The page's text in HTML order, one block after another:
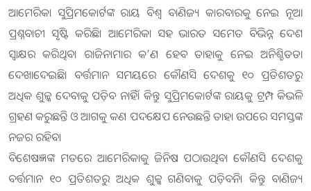
ଆମେରିକା ସୁପ୍ରିମକୋର୍ଟଙ୍କ ରାୟ ବିଶ୍ବ ବାଣିଜ୍ୟ କାରବାରକୁ ନେଇ ନୂଆ
ପ୍ରଶ୍ନବାଚୀ ସୃଷ୍ଟି କରିଛି। ଆମେରିକା ସହ ଭାରତ ସମେତ ବିଭିନ୍ନ ଦେଶ
ସ୍ବାକ୍ଷର କରିଥିବା ରାଜିନାମାର କ’ଣ ହେବ ତାହାକୁ ନେଇ ଅନିଶ୍ଚିତତା
ଦେଖାଦେଇଛି। ବର୍ତ୍ତମାନ ସମୟରେ ‌କୌଣସି ଦେଶକୁ ୧୦ ପ୍ରତିଶତରୁ
ଅଧିକ ଶୁଳ୍କ ଦେବାକୁ ପଡ଼ିବ ନାହିଁ। କିନ୍ତୁ ସୁପ୍ରିମକୋର୍ଟଙ୍କ ରାୟକୁ ଟ୍ରମ୍ପ କିଭଳି
ଗ୍ରହଣ କରୁଛନ୍ତି ଓ ଆଗକୁ କଣ ପଦକ୍ଷେପ ନେଉଛନ୍ତି ତାହା ଉପରେ ସମସ୍ତଙ୍କ
ନଜର ରହିବ।
ବିଶେଷଜ୍ଞଙ୍କ ମତରେ ଆମେରିକାକୁ ଜିନିଷ ପଠାଉଥିବା କୌଣସି ଦେଶକୁ
ବର୍ତ୍ତମାନ ୧୦ ପ୍ରତିଶତରୁ ଅଧିକ ଶୁଳ୍କ ଗଣିବାକୁ ପଡ଼ିବନି। କିନ୍ତୁ ବାଣିଜ୍ୟ